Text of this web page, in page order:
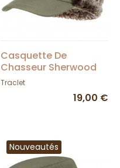
Casquette De
Chasseur Sherwood
Cache Oreille Kaki -
Traclet
19,00 €
Nouveautés